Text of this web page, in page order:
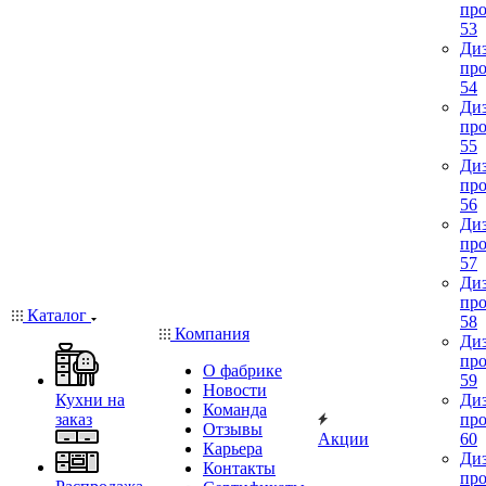
Каталог
Кухни на
заказ
Компания
О фабрике
Новости
Команда
Отзывы
Карьера
Контакты
Акции
53
54
55
56
57
58
59
60